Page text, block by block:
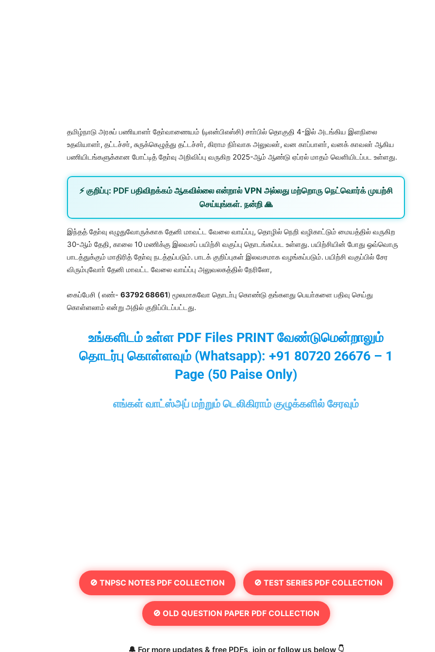
தமிழ்நாடு அரசுப் பணியாளா் தோ்வாணையம் (டிஎன்பிஎஸ்சி) சாா்பில் தொகுதி 4-இல் அடங்கிய இளநிலை
உதவியாளா், தட்டச்சா், சுருக்கெழுத்து தட்டச்சா், கிராம நிா்வாக அலுவலா், வன காப்பாளா், வனக் காவலா் ஆகிய
பணியிடங்களுக்கான போட்டித் தோ்வு அறிவிப்பு வருகிற 2025-ஆம் ஆண்டு ஏப்ரல் மாதம் வெளியிடப்பட உள்ளது.
⚡ குறிப்பு: PDF பதிவிறக்கம் ஆகவில்லை என்றால் VPN அல்லது மற்றொரு நெட்வொர்க் முயற்சி
செய்யுங்கள். நன்றி 🙏
இந்தத் தோ்வு எழுதுவோருக்காக தேனி மாவட்ட வேலை வாய்ப்பு, தொழில் நெறி வழிகாட்டும் மையத்தில் வருகிற
30-ஆம் தேதி, காலை 10 மணிக்கு இலவசப் பயிற்சி வகுப்பு தொடங்கப்பட உள்ளது. பயிற்சியின் போது ஒவ்வொரு
பாடத்துக்கும் மாதிரித் தோ்வு நடத்தப்படும். பாடக் குறிப்புகள் இலவசமாக வழங்கப்படும். பயிற்சி வகுப்பில் சேர
விரும்புவோா் தேனி மாவட்ட வேலை வாய்ப்பு அலுவலகத்தில் நேரிலோ,
கைப்பேசி ( எண்- 63792 68661) மூலமாகவோ தொடா்பு கொண்டு தங்களது பெயா்களை பதிவு செய்து
கொள்ளலாம் என்று அதில் குறிப்பிடப்பட்டது.
உங்களிடம் உள்ள PDF Files PRINT வேண்டுமென்றாலும்
தொடர்பு கொள்ளவும் (Whatsapp): +91 80720 26676 – 1
Page (50 Paise Only)
எங்கள் வாட்ஸ்அப் மற்றும் டெலிகிராம் குழுக்களில் சேரவும்
🚫 TNPSC NOTES PDF COLLECTION 🚫 TEST SERIES PDF COLLECTION
🚫 OLD QUESTION PAPER PDF COLLECTION
🔔 For more updates & free PDFs, join or follow us below 👇